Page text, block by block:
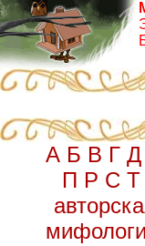
А Б В Г Д
П Р С Т